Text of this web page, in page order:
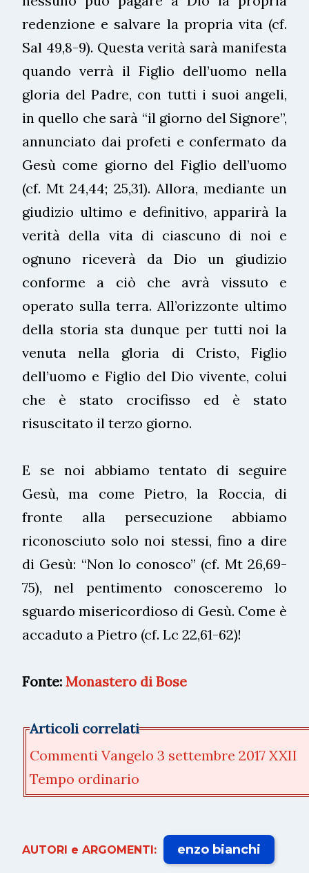
redenzione e salvare la propria vita (cf.
Sal 49,8-9). Questa verità sarà manifesta
quando verrà il Figlio dell’uomo nella
gloria del Padre, con tutti i suoi angeli,
in quello che sarà “il giorno del Signore”,
annunciato dai profeti e confermato da
Gesù come giorno del Figlio dell’uomo
(cf. Mt 24,44; 25,31). Allora, mediante un
giudizio ultimo e definitivo, apparirà la
verità della vita di ciascuno di noi e
ognuno riceverà da Dio un giudizio
conforme a ciò che avrà vissuto e
operato sulla terra. All’orizzonte ultimo
della storia sta dunque per tutti noi la
venuta nella gloria di Cristo, Figlio
dell’uomo e Figlio del Dio vivente, colui
che è stato crocifisso ed è stato
risuscitato il terzo giorno.
E se noi abbiamo tentato di seguire
Gesù, ma come Pietro, la Roccia, di
fronte alla persecuzione abbiamo
riconosciuto solo noi stessi, fino a dire
di Gesù: “Non lo conosco” (cf. Mt 26,69-
75), nel pentimento conosceremo lo
sguardo misericordioso di Gesù. Come è
accaduto a Pietro (cf. Lc 22,61-62)!
Fonte: Monastero di Bose
Articoli correlati
Commenti Vangelo 3 settembre 2017 XXII
Tempo ordinario
AUTORI e ARGOMENTI: enzo bianchi